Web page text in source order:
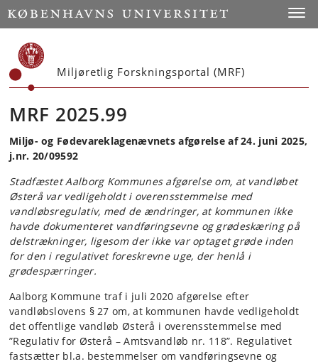
Start
Miljøretlig Forskningsportal (MRF)
MRF 2025.99
Miljø- og Fødevareklagenævnets afgørelse af 24. juni 2025,
j.nr. 20/09592
Stadfæstet Aalborg Kommunes afgørelse om, at vandløbet
Østerå var vedligeholdt i overensstemmelse med
vandløbsregulativ, med de ændringer, at kommunen ikke
havde dokumenteret vandføringsevne og grødeskæring på
delstrækninger, ligesom der ikke var optaget grøde inden
for den i regulativet foreskrevne uge, der henlå i
grødespærringer.
Aalborg Kommune traf i juli 2020 afgørelse efter
vandløbslovens § 27 om, at kommunen havde vedligeholdt
det offentlige vandløb Østerå i overensstemmelse med
”Regulativ for Østerå – Amtsvandløb nr. 118”. Regulativet
fastsætter bl.a. bestemmelser om vandføringsevne og